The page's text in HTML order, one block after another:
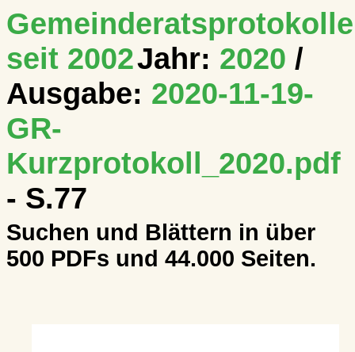
Gemeinderatsprotokolle
seit 2002Jahr: 2020 /
Ausgabe: 2020-11-19-
GR-
Kurzprotokoll_2020.pdf
- S.77
Suchen und Blättern in über
500 PDFs und 44.000 Seiten.